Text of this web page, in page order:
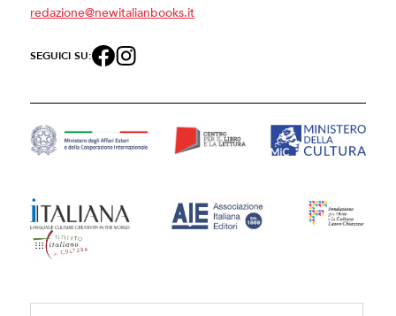
redazione@newitalianbooks.it
SEGUICI SU: